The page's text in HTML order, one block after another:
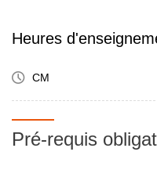
Heures
CM
Pré-requis